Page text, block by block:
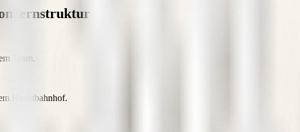
Team.
Hauptbahnhof.